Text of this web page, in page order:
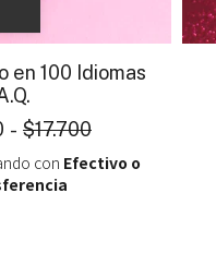
en 100 Idiomas
- $17.700
con Efectivo o